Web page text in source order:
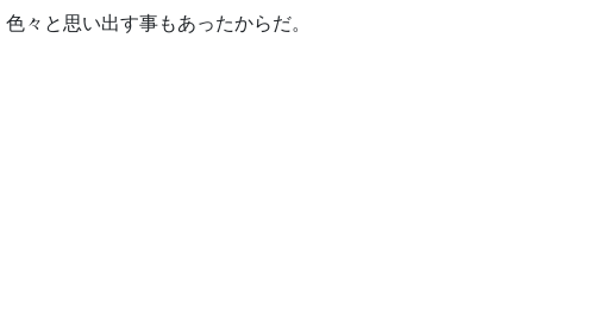
々と思い出す事もあったからだ。